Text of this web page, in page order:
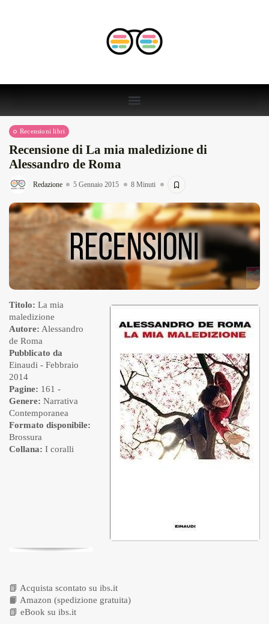
Recensioni libri
Recensione di La mia maledizione di
Alessandro de Roma
Redazione 5 Gennaio 2015 8 Minuti
Titolo: La mia
maledizione
Autore: Alessandro
de Roma
Pubblicato da
Einaudi - Febbraio
2014
Pagine: 161 -
Genere: Narrativa
Contemporanea
Formato disponibile:
Brossura
Collana: I coralli
📗 Acquista scontato su ibs.it
📙 Amazon (spedizione gratuita)
📗 eBook su ibs.it